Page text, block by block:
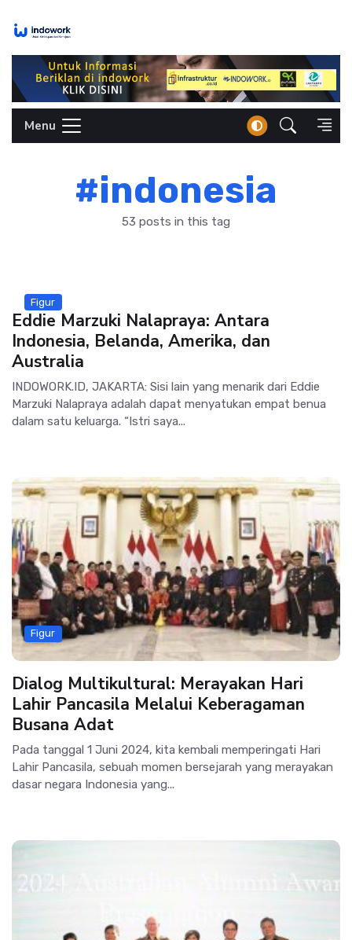
Menu
#indonesia
53 posts in this tag
Figur
Eddie Marzuki Nalapraya: Antara
Indonesia, Belanda, Amerika, dan
Australia
INDOWORK.ID, JAKARTA: Sisi lain yang menarik dari Eddie
Marzuki Nalapraya adalah dapat menyatukan empat benua
dalam satu keluarga. “Istri saya...
Figur
Dialog Multikultural: Merayakan Hari
Lahir Pancasila Melalui Keberagaman
Busana Adat
Pada tanggal 1 Juni 2024, kita kembali memperingati Hari
Lahir Pancasila, sebuah momen bersejarah yang merayakan
dasar negara Indonesia yang...